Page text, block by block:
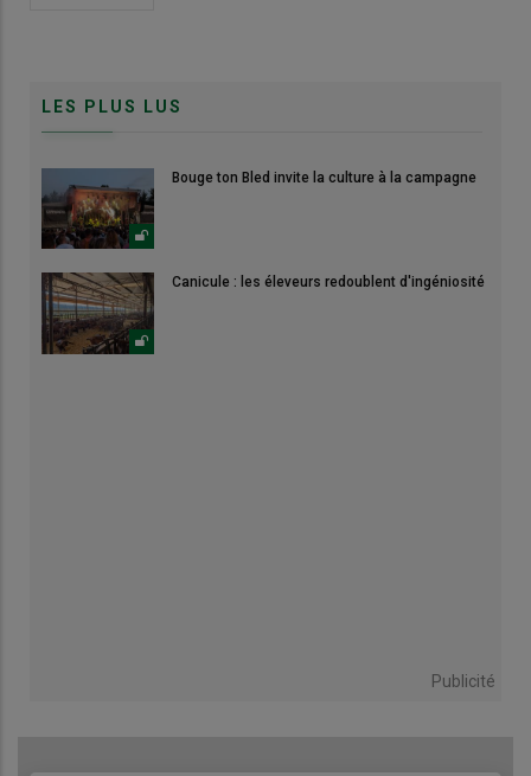
LES PLUS LUS
Bouge ton Bled invite la culture à la campagne
Canicule : les éleveurs redoublent d'ingéniosité
Publicité